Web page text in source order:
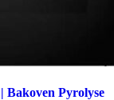
Bakoven Pyrolyse